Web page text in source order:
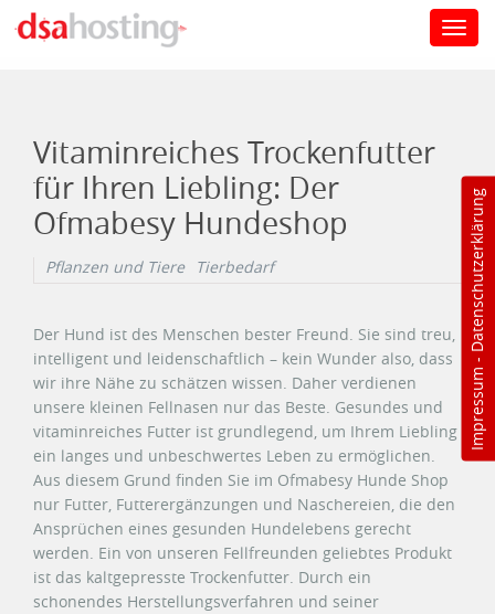
Impressum
-
Datenschutzerklärung
Vitaminreiches Trockenfutter
für Ihren Liebling: Der
Ofmabesy Hundeshop
Pflanzen und Tiere Tierbedarf
Der Hund ist des Menschen bester Freund. Sie sind treu,
intelligent und leidenschaftlich – kein Wunder also, dass
wir ihre Nähe zu schätzen wissen. Daher verdienen
unsere kleinen Fellnasen nur das Beste. Gesundes und
vitaminreiches Futter ist grundlegend, um Ihrem Liebling
ein langes und unbeschwertes Leben zu ermöglichen.
Aus diesem Grund finden Sie im Ofmabesy Hunde Shop
nur Futter, Futterergänzungen und Naschereien, die den
Ansprüchen eines gesunden Hundelebens gerecht
werden. Ein von unseren Fellfreunden geliebtes Produkt
ist das kaltgepresste Trockenfutter. Durch ein
schonendes Herstellungsverfahren und seiner